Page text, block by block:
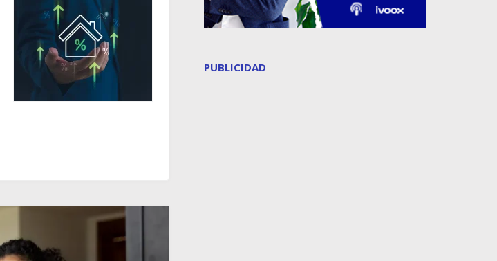
PUBLICIDAD